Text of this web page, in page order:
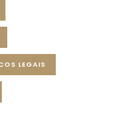
LEGAIS